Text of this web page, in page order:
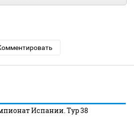
Испании. Тур 38